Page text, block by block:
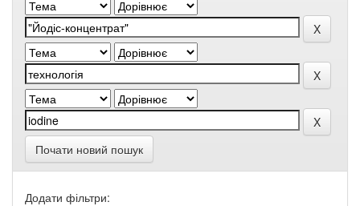
Почати новий пошук
Додати фільтри: